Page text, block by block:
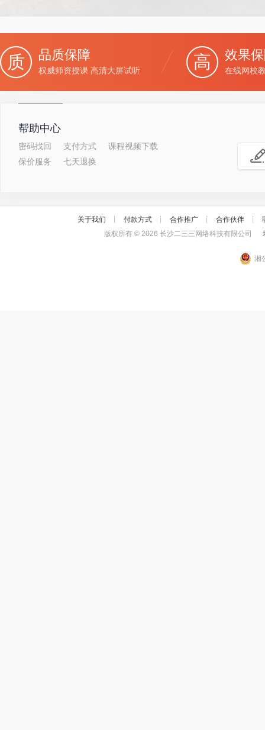
质 品质保障
权威师资授课 高清大屏试听 高 效果
在线网校
帮助中心
密码找回 支付方式
课程视频下载
保价服务
七天退换
关于我们 ┊ 付款方式 ┊ 合作推广 ┊ 合作伙伴 ┊
版权所有 © 2026 长沙二三三网络科技有限公司
湘